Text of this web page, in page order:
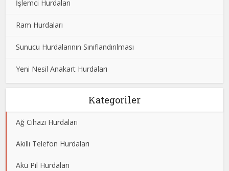
İşlemci Hurdaları
Ram Hurdaları
Sunucu Hurdalarının Sınıflandırılması
Yeni Nesil Anakart Hurdaları
Kategoriler
Ağ Cihazı Hurdaları
Akıllı Telefon Hurdaları
Akü Pil Hurdaları